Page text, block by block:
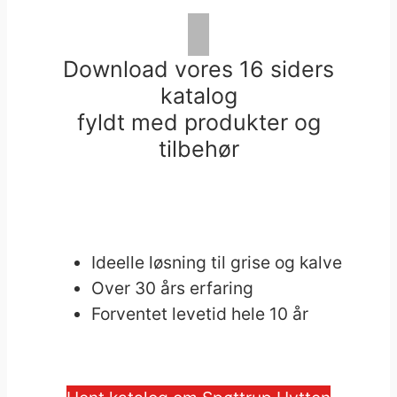
Download vores 16 siders
katalog
fyldt med produkter og
tilbehør
Ideelle løsning til grise og kalve
Over 30 års erfaring
Forventet levetid hele 10 år